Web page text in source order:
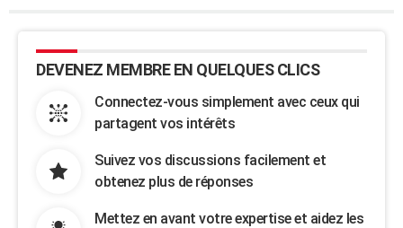
DEVENEZ MEMBRE EN QUELQUES CLICS
Connectez-vous simplement avec ceux qui
partagent vos intérêts
Suivez vos discussions facilement et
obtenez plus de réponses
Mettez en avant votre expertise et aidez les